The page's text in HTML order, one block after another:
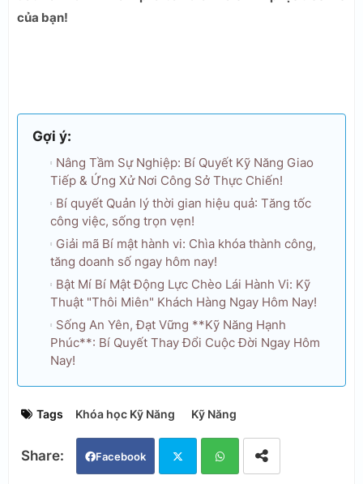
của bạn!
Gợi ý:
Nâng Tầm Sự Nghiệp: Bí Quyết Kỹ Năng Giao
Tiếp & Ứng Xử Nơi Công Sở Thực Chiến!
Bí quyết Quản lý thời gian hiệu quả: Tăng tốc
công việc, sống trọn vẹn!
Giải mã Bí mật hành vi: Chìa khóa thành công,
tăng doanh số ngay hôm nay!
Bật Mí Bí Mật Động Lực Chèo Lái Hành Vi: Kỹ
Thuật "Thôi Miên" Khách Hàng Ngay Hôm Nay!
Sống An Yên, Đạt Vững **Kỹ Năng Hạnh
Phúc**: Bí Quyết Thay Đổi Cuộc Đời Ngay Hôm
Nay!
Tags Khóa học Kỹ Năng Kỹ Năng
Facebook